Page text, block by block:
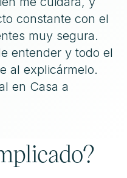
constante con el
muy segura.
entender y todo el
al explicármelo.
en Casa a